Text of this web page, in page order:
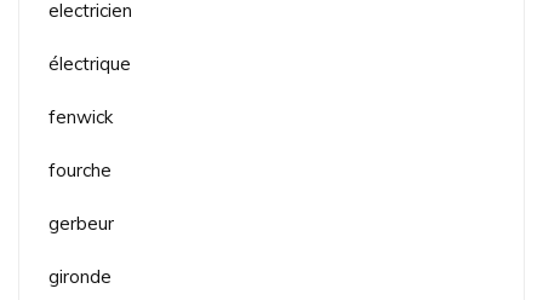
electricien
électrique
fenwick
fourche
gerbeur
gironde